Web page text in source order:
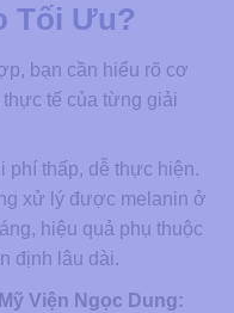
Tối Ưu?
bạn cần hiểu rõ cơ
tế của từng giải
phí thấp, dễ thực hiện.
xử lý được melanin ở
hiệu quả phụ thuộc
định lâu dài.
Viện Ngọc Dung: